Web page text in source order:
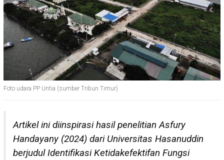
Foto udara PP Untia (sumber Tribun Timur)
Artikel ini diinspirasi hasil penelitian Asfury
Handayany (2024) dari Universitas Hasanuddin
berjudul Identifikasi Ketidakefektifan Fungsi